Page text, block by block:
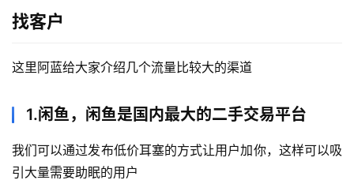
营
百
业
源
找客户
这里阿蓝给大家介绍几个流量比较大的渠道
1.闲鱼，闲鱼是国内最大的二手交易平台
我们可以通过发布低价耳塞的方式让用户加你，这样可以吸
引大量需要助眠的用户